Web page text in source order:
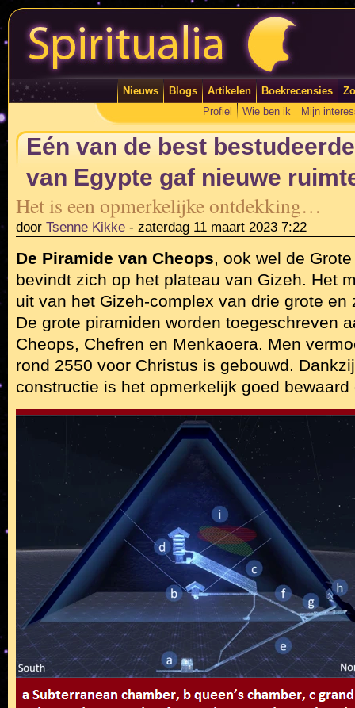
Nieuws Blogs Artikelen Boekrecensies
Profiel
Wie ben ik Mijn
Eén van de best
van Egypte gaf nieuwe
Het is een opmerkelijke ontdekking…
door Tsenne Kikke - zaterdag 11 maart 2023 7:22
De Piramide van Cheops, ook wel de
bevindt zich op het plateau van Gizeh. Het
uit van het Gizeh-complex van drie grote
De grote piramiden worden toegeschreven
Cheops, Chefren en Menkaoera. Men
rond 2550 voor Christus is gebouwd.
constructie is het opmerkelijk goed bewaard